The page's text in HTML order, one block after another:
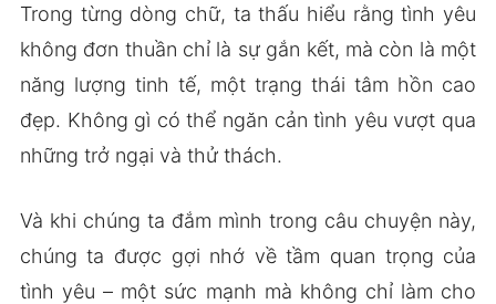
Trong từng dòng chữ, ta thấu hiểu rằng tình yêu
không đơn thuần chỉ là sự gắn kết, mà còn là một
năng lượng tinh tế, một trạng thái tâm hồn cao
đẹp. Không gì có thể ngăn cản tình yêu vượt qua
những trở ngại và thử thách.
Và khi chúng ta đắm mình trong câu chuyện này,
chúng ta được gợi nhớ về tầm quan trọng của
tình yêu – một sức mạnh mà không chỉ làm cho